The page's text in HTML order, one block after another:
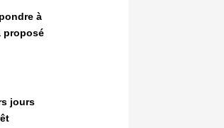
à
proposé
jours